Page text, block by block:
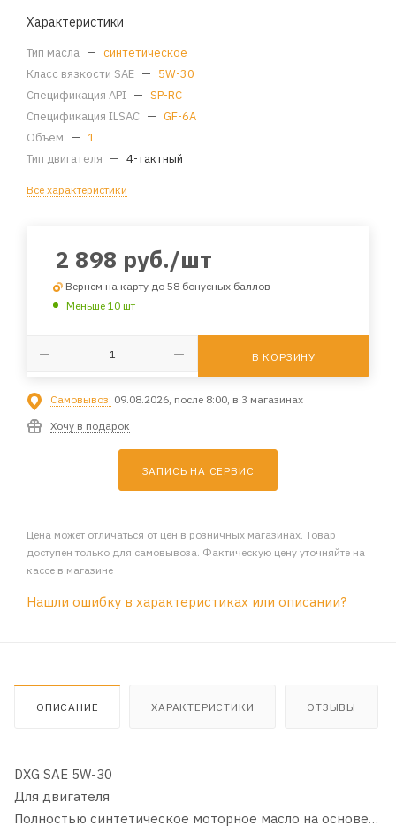
Характеристики
Тип масла — синтетическое
Класс вязкости SAE — 5W-30
Спецификация API — SP-RC
Спецификация ILSAC — GF-6A
Объем — 1
Тип двигателя — 4-тактный
Все характеристики
2 898 руб./шт
Вернем на карту до 58 бонусных баллов
Меньше 10 шт
В КОРЗИНУ
Самовывоз: 09.08.2026, после 8:00, в 3 магазинах
Хочу в подарок
ЗАПИСЬ НА СЕРВИС
Цена может отличаться от цен в розничных магазинах. Товар
доступен только для самовывоза. Фактическую цену уточняйте на
кассе в магазине
Нашли ошибку в характеристиках или описании?
ОПИСАНИЕ ХАРАКТЕРИСТИКИ ОТЗЫВЫ
DXG SAE 5W-30
Для двигателя
Полностью синтетическое моторное масло на основе